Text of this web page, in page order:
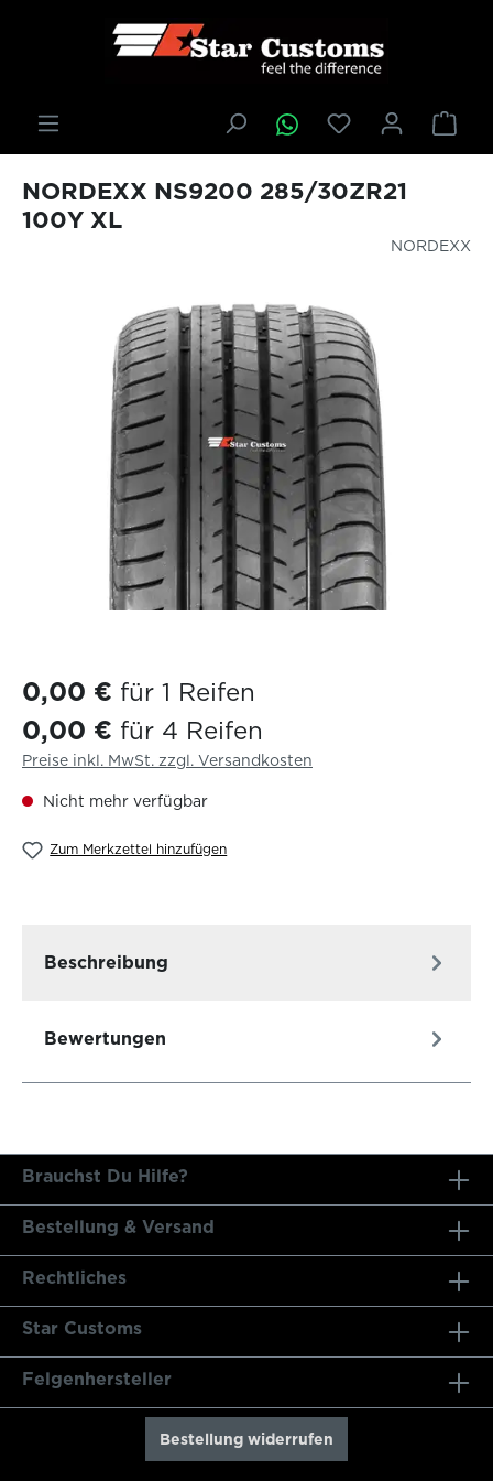
springen
NORDEXX NS9200 285/30ZR21
100Y XL
NORDEXX
0,00 € für 1 Reifen
0,00 € für 4 Reifen
Preise inkl. MwSt. zzgl. Versandkosten
Nicht mehr verfügbar
Zum Merkzettel hinzufügen
Beschreibung
Bewertungen
Brauchst Du Hilfe?
Bestellung & Versand
Rechtliches
Star Customs
Felgenhersteller
Bestellung widerrufen